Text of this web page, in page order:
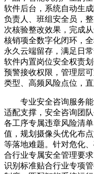
软件后台，系统自动生
负责人、班组安全员，
次核验整改效果，完成
核销项全数字化闭环，
永久云端留存，满足日
软件内置岗位安全权责
预警接收权限，管理层
类型、高频风险点位，
专业安全咨询服务
适配支撑，安全咨询团
各工序专属违章风险清
值，规划摄像头优化布
等落地难题。针对危化
合行业专属安全管理要
识别标准贴合行业专项